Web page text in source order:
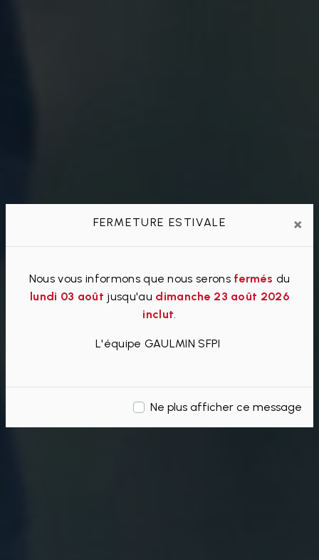
FERMETURE ESTIVALE ×
Nous vous informons que nous serons fermés du
lundi 03 août jusqu'au dimanche 23 août 2026
inclut
L'équipe GAULMIN SFPI
Ne plus afficher ce message